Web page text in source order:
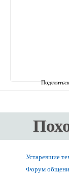
Устаревшие
Форум